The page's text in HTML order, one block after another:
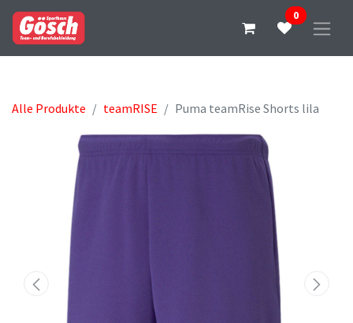
0
Alle Produkte teamRISE Puma teamRise Shorts lila